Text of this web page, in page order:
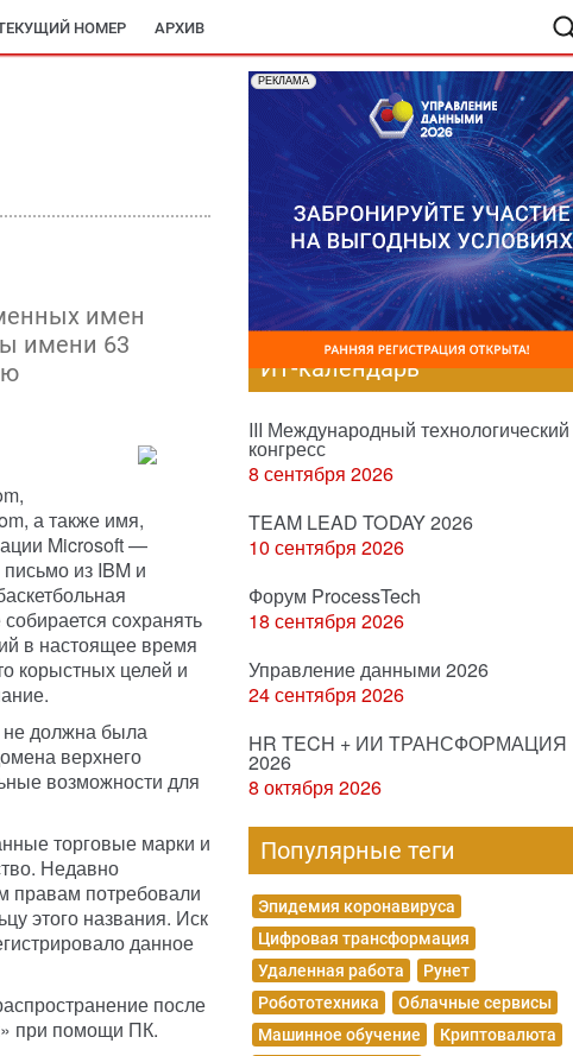
НОМЕР АРХИВ
имен
имени 63
а также имя,
Microsoft —
из IBM и
сохранять
в настоящее время
корыстных целей и
должна была
верхнего
возможности для
торговые марки и
Недавно
правам потребовали
этого названия. Иск
данное
после
при помощи ПК.
РЕКЛАМА
ИТ-календарь
III Международный технологический
конгресс
8 сентября 2026
TEAM LEAD TODAY 2026
10 сентября 2026
Форум ProcessTech
18 сентября 2026
Управление данными 2026
24 сентября 2026
HR TECH + ИИ ТРАНСФОРМАЦИЯ
2026
8 октября 2026
Популярные теги
Эпидемия коронавируса
Цифровая трансформация
Удаленная работа
Рунет
Робототехника
Облачные сервисы
Машинное обучение
Криптовалюта